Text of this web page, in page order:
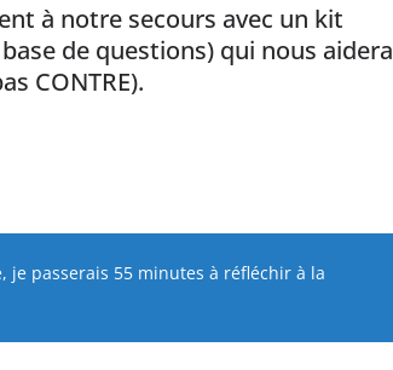
à notre secours avec un kit
de questions) qui nous aidera
CONTRE).
je passerais 55 minutes à réfléchir à la